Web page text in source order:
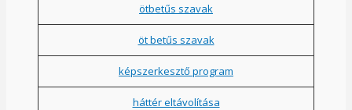
ötbetűs szavak
öt betűs szavak
képszerkesztő program
háttér eltávolítása